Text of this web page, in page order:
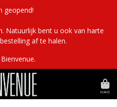
geopend!
Natuurlijk bent u ook van harte
af te halen.
MAND